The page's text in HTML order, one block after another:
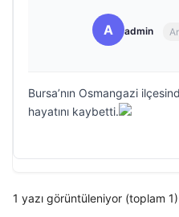
A admin
Bursa’nın Osmangazi
hayatını kaybetti.
1 yazı görüntüleniyor (toplam 1)